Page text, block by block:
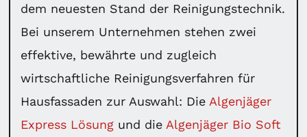
dem neuesten Stand der Reinigungstechnik.
Bei unserem Unternehmen stehen zwei
effektive, bewährte und zugleich
wirtschaftliche Reinigungsverfahren für
Hausfassaden zur Auswahl: Die Algenjäger
Express Lösung und die Algenjäger Bio Soft